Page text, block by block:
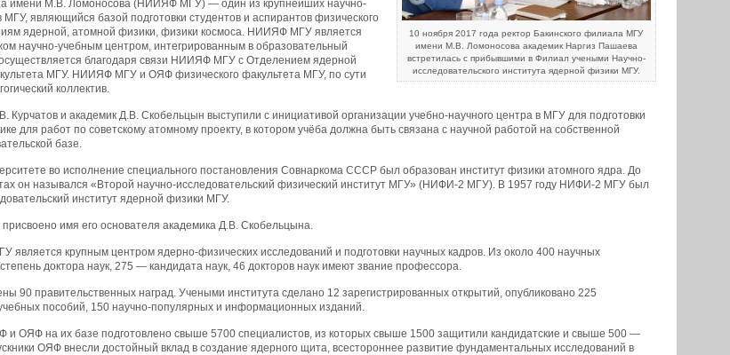
10 ноября 2017 года ректор Бакинского филиала МГУ
имени М.В. Ломоносова академик Наргиз Пашаева
встретилась с прибывшими в Филиал учеными Научно-
исследовательского института ядерной физики МГУ.
имени М.В. Ломоносова (НИИЯФ МГУ) — один из крупнейших научно-
МГУ, являющийся базой подготовки студентов и аспирантов физического
ядерной, атомной физики, физики космоса. НИИЯФ МГУ является
научно-учебным центром, интегрированным в образовательный
благодаря связи НИИЯФ МГУ с Отделением ядерной
МГУ. НИИЯФ МГУ и ОЯФ физического факультета МГУ, по сути
коллектив.
Курчатов и академик Д.В. Скобельцын выступили с инициативой организации учебно-научного центра в МГУ для подготовки
для работ по советскому атомному проекту, в котором учёба должна быть связана с научной работой на собственной
базе.
во исполнение специального постановления Совнаркома СССР был образован институт физики атомного ядра. До
он назывался «Второй научно-исследовательский физический институт МГУ» (НИФИ-2 МГУ). В 1957 году НИФИ-2 МГУ был
институт ядерной физики МГУ.
имя его основателя академика Д.В. Скобельцына.
крупным центром ядерно-физических исследований и подготовки научных кадров. Из около 400 научных
доктора наук, 275 — кандидата наук, 46 докторов наук имеют звание профессора.
90 правительственных наград. Учеными института сделано 12 зарегистрированных открытий, опубликовано 225
пособий, 150 научно-популярных и информационных изданий.
ОЯФ на их базе подготовлено свыше 5700 специалистов, из которых свыше 1500 защитили кандидатские и свыше 500 —
ОЯФ внесли достойный вклад в создание ядерного щита, всестороннее развитие фундаментальных исследований в